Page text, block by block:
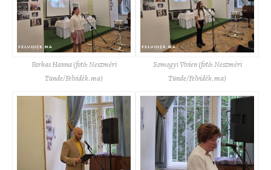
Farkas Hanna (fotó: Neszméri
Tünde/Felvidék.ma)
Somogyi Vivien (fotó: Neszméri
Tünde/Felvidék.ma)